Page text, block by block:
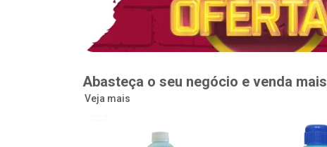
Abasteça o seu negócio e venda mais
Veja mais